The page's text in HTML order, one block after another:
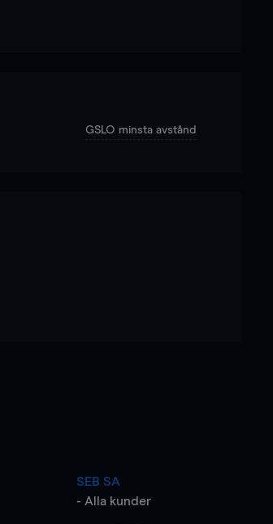
GSLO minsta avstånd
SEB SA
- Alla kunder